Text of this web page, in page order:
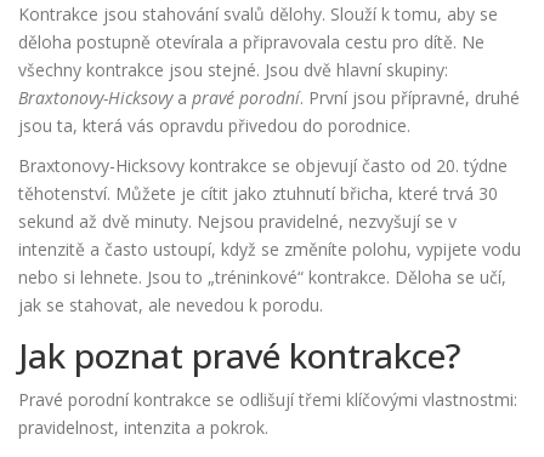
Kontrakce jsou stahování svalů dělohy. Slouží k tomu, aby se
děloha postupně otevírala a připravovala cestu pro dítě. Ne
všechny kontrakce jsou stejné. Jsou dvě hlavní skupiny:
Braxtonovy-Hicksovya pravé porodní. První jsou přípravné, druhé
jsou ta, která vás opravdu přivedou do porodnice.
Braxtonovy-Hicksovy kontrakce se objevují často od 20. týdne
těhotenství. Můžete je cítit jako ztuhnutí břicha, které trvá 30
sekund až dvě minuty. Nejsou pravidelné, nezvyšují se v
intenzitě a často ustoupí, když se změníte polohu, vypijete vodu
nebo si lehnete. Jsou to „tréninkové“ kontrakce. Děloha se učí,
jak se stahovat, ale nevedou k porodu.
Jak poznat pravé kontrakce?
Pravé porodní kontrakce se odlišují třemi klíčovými vlastnostmi:
pravidelnost, intenzita a pokrok.